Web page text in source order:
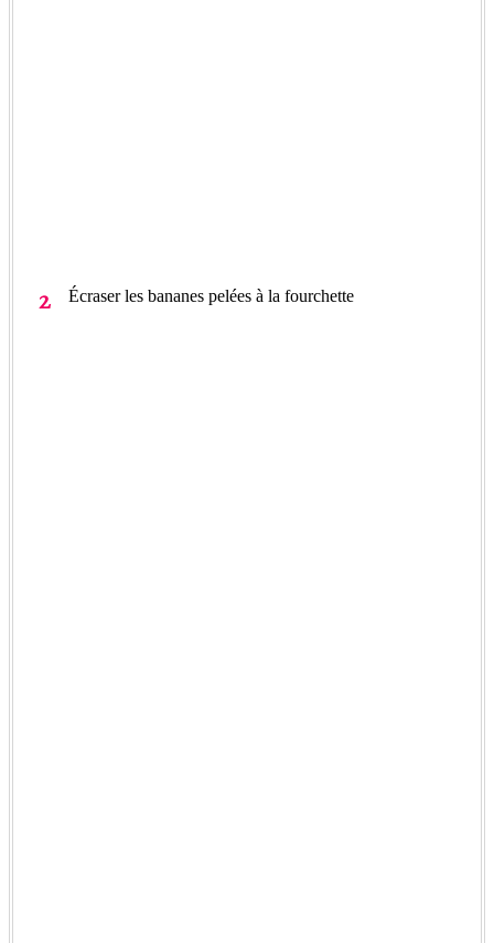
Écraser les bananes pelées à la fourchette